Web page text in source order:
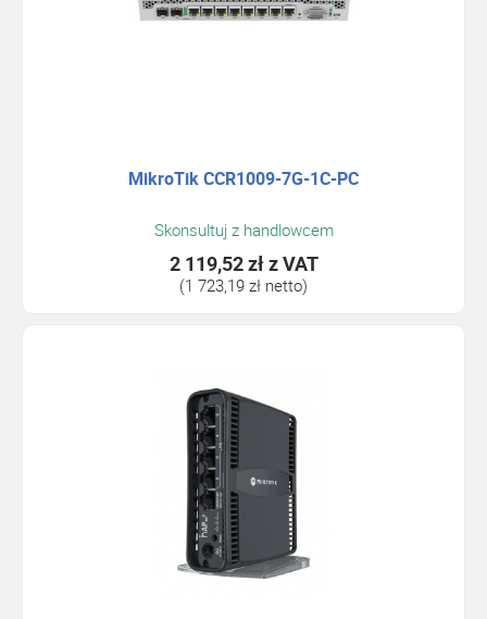
MikroTik CCR1009-7G-1C-PC
Skonsultuj z handlowcem
2 119,52 złz VAT
(1 723,19 zł netto)